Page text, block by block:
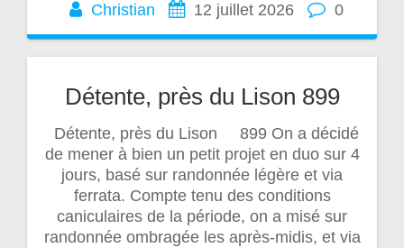
Christian 12 juillet 2026 0
Détente, près du Lison 899
Détente, près du Lison 899 On a décidé
de mener à bien un petit projet en duo sur 4
jours, basé sur randonnée légère et via
ferrata. Compte tenu des conditions
caniculaires de la période, on a misé sur
randonnée ombragée les après-midis, et via